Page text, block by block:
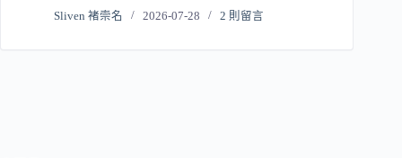
Sliven 褚崇名 2026-07-28 2 則留言